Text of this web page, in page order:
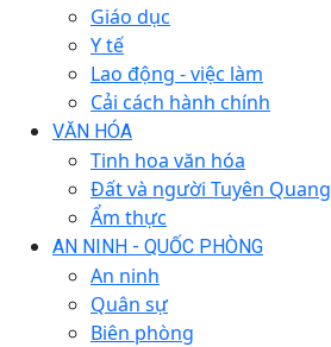
Giáo dục
Y tế
Lao động - việc làm
Cải cách hành chính
VĂN HÓA
Tinh hoa văn hóa
Đất và người Tuyên Quang
Ẩm thực
AN NINH - QUỐC PHÒNG
An ninh
Quân sự
Biên phòng